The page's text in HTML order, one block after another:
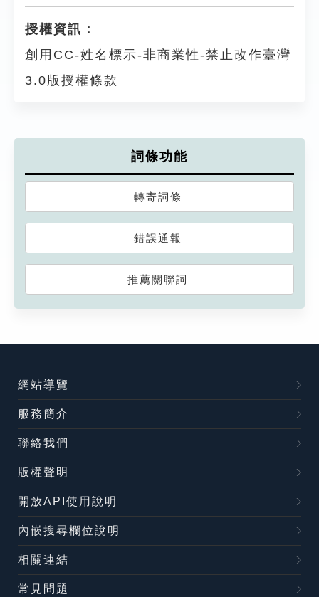
授權資訊：
創用CC-姓名標示-非商業性-禁止改作臺灣
3.0版授權條款
詞條功能
轉寄詞條
錯誤通報
推薦關聯詞
:::
網站導覽
服務簡介
聯絡我們
版權聲明
開放API使用說明
內嵌搜尋欄位說明
相關連結
常見問題